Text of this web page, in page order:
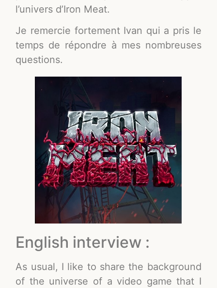
l’univers d’Iron Meat.
Je remercie fortement Ivan qui a pris le
temps de répondre à mes nombreuses
questions.
English interview :
As usual, I like to share the background
of the universe of a video game that I